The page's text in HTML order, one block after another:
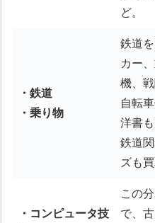
ど。
・鉄道
・乗り物
鉄道
カー
機、
自転
洋書
鉄道
ズも
・コンピュータ技
この
で、